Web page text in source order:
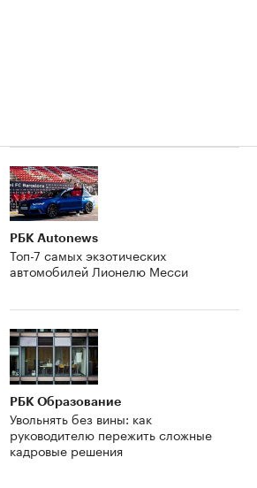
РБК Autonews
Топ-7 самых экзотических
автомобилей Лионелю Месси
РБК Образование
Увольнять без вины: как
руководителю пережить сложные
кадровые решения